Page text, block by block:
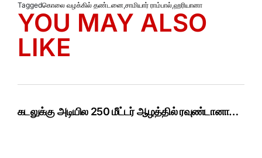
Taggedகொலை வழக்கில் தண்டனை,சாமியார் ராம்பால்,ஹரியானா
YOU MAY ALSO
LIKE
கடலுக்கு அடியில 250 மீட்டர் ஆழத்தில் ரவுண்டானா…